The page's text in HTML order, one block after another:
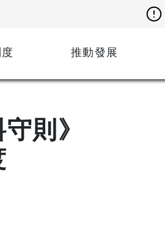
推動發展
則》